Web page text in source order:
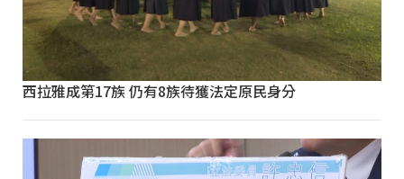
西拉雅成第17族 仍有8族待獲法定原民身分